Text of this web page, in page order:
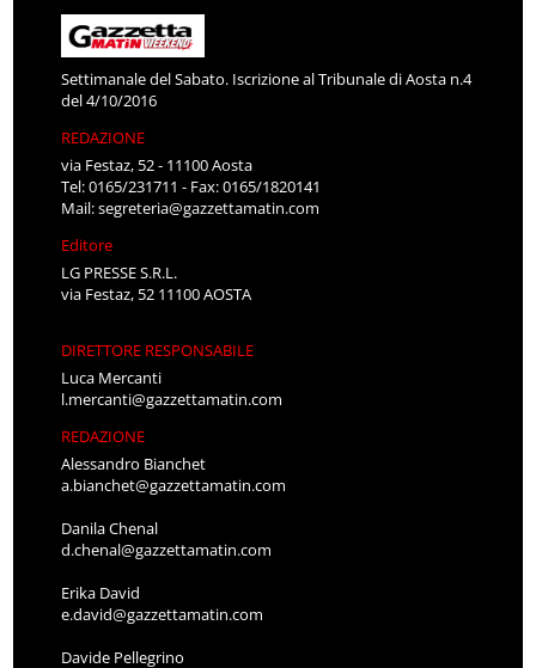
Settimanale del Sabato. Iscrizione al Tribunale di Aosta n.4
del 4/10/2016
REDAZIONE
via Festaz, 52 - 11100 Aosta
Tel: 0165/231711 - Fax: 0165/1820141
Mail:segreteria@gazzettamatin.com
Editore
LG PRESSE S.R.L.
via Festaz, 52 11100 AOSTA
DIRETTORE RESPONSABILE
Luca Mercanti
l.mercanti@gazzettamatin.com
REDAZIONE
Alessandro Bianchet
a.bianchet@gazzettamatin.com
Danila Chenal
d.chenal@gazzettamatin.com
Erika David
e.david@gazzettamatin.com
Davide Pellegrino